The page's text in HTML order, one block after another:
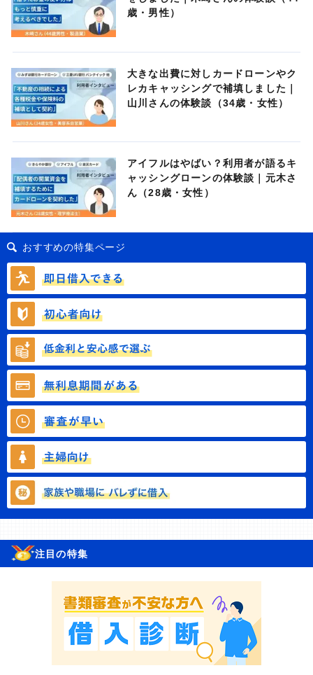
歳・男性）
大きな出費に対しカードローンやク
レカキャッシングで補填しました｜
山川さんの体験談（34歳・女性）
アイフルはやばい？利用者が語るキ
ャッシングローンの体験談｜元木さ
ん（28歳・女性）
おすすめの特集ページ
注目の特集